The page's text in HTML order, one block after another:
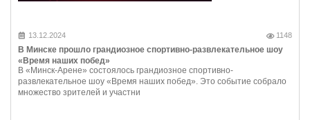
13.12.2024 1148
В Минске прошло грандиозное спортивно-развлекательное шоу
«Время наших побед»
В «Минск-Арене» состоялось грандиозное спортивно-
развлекательное шоу «Время наших побед». Это событие собрало
множество зрителей и участни